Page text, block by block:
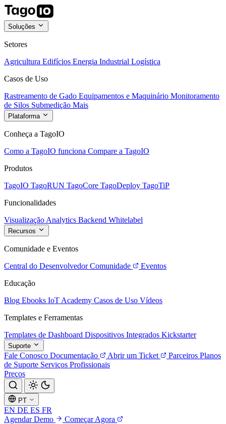
Soluções
Setores
Agricultura Edifícios Energia Industrial Logística
Casos de Uso
Rastreamento de Gado Equipamentos e Maquinário Monitoramento
de Silos Submedição Mais
Plataforma
Conheça a TagoIO
Como a TagoIO funciona Compare a TagoIO
Produtos
TagoIO TagoRUN TagoCore TagoDeploy TagoTiP
Funcionalidades
Visualização Analytics Backend Whitelabel
Recursos
Comunidade e Eventos
Central do Desenvolvedor Comunidade
Eventos
Educação
Blog Ebooks IoT Academy Casos de Uso Vídeos
Templates e Ferramentas
Templates de Dashboard Dispositivos Integrados Kickstarter
Suporte
Fale Conosco Documentação Abrir um Ticket Parceiros Planos
de Suporte Serviços Profissionais
Preços
PT
EN DE ES FR
Agendar Demo
Começar Agora